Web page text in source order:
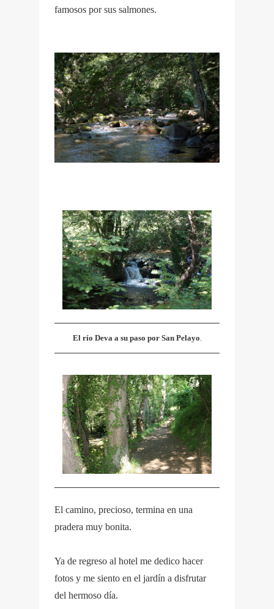
famosos por sus salmones.
El río Deva a su paso por San Pelayo
El camino, precioso, termina en una
pradera muy bonita.
Ya de regreso al hotel me dedico hacer
fotos y me siento en el jardín a disfrutar
del hermoso día.